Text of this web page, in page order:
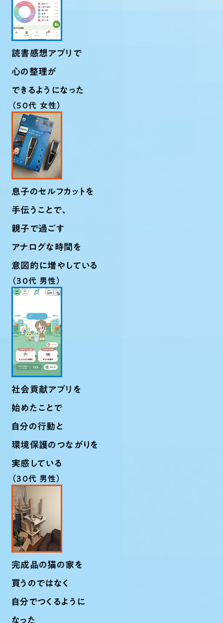
読書感想アプリで
心の整理が
できるようになった
（50代 女性）
息子のセルフカットを
手伝うことで、
親子で過ごす
アナログな時間を
意図的に増やしている
（30代 男性）
社会貢献アプリを
始めたことで
自分の行動と
環境保護のつながりを
実感している
（30代 男性）
完成品の猫の家を
買うのではなく
自分でつくるように
なった